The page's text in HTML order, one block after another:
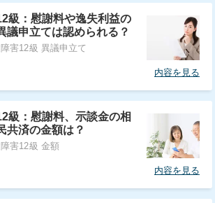
級：慰謝料や逸失利益の
議申立ては認められる？
害12級 異議申立て
内容を見る
級：慰謝料、示談金の相
共済の金額は？
害12級 金額
内容を見る